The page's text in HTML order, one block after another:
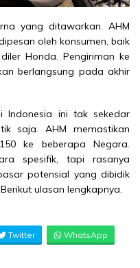
yang ditawarkan. AHM
oleh konsumen, baik
Honda. Pengiriman ke
berlangsung pada akhir
Indonesia ini tak sekedar
saja. AHM memastikan
ke beberapa Negara.
spesifik, tapi rasanya
potensial yang dibidik
ulasan lengkapnya.
Twitter WhatsApp